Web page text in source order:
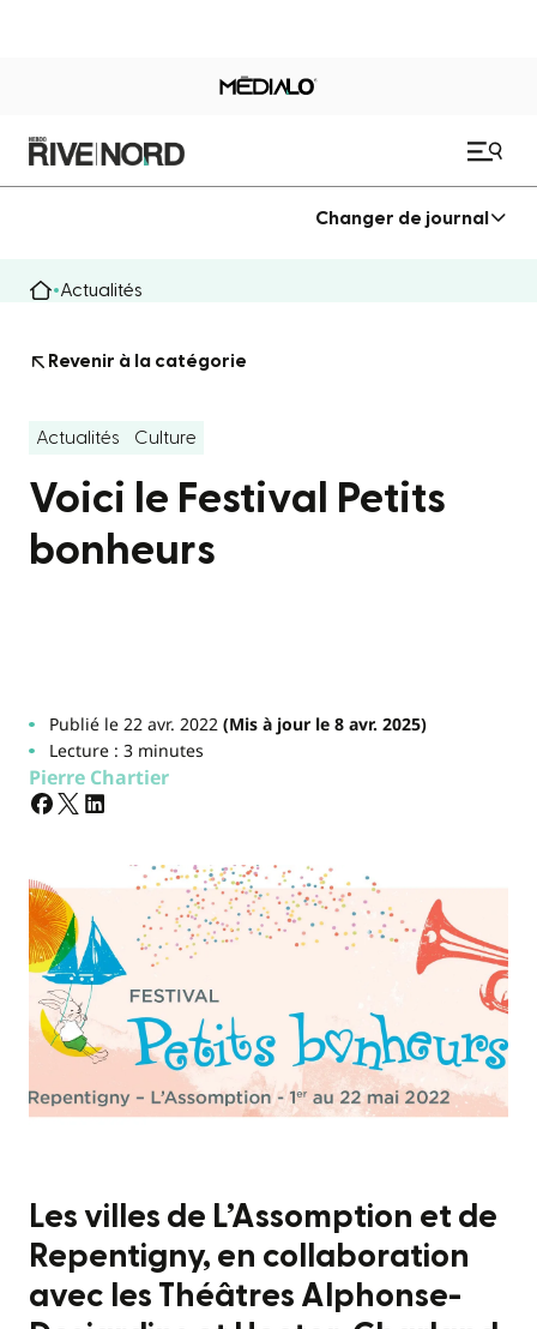
Changer de journal
Actualités
Revenir à la catégorie
Actualités Culture
Voici le Festival Petits
bonheurs
Publié le 22 avr. 2022(Mis à jour le 8 avr. 2025)
Lecture : 3 minutes
Pierre Chartier
Les villes de L’Assomption et de
Repentigny, en collaboration
avec les Théâtres Alphonse-